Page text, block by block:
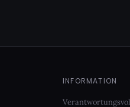
INFORMATION